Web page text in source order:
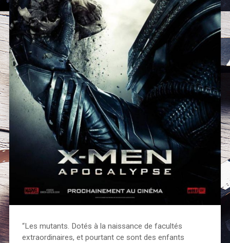
“Les mutants. Dotés à la naissance de facultés
extraordinaires, et pourtant ce sont des enfants